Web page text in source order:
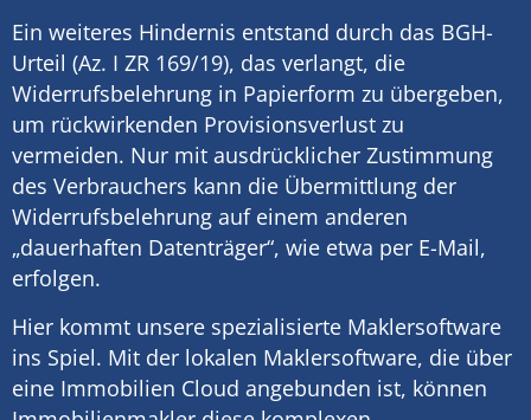
Ein weiteres Hindernis entstand durch das BGH-
Urteil (Az. I ZR 169/19), das verlangt, die
Widerrufsbelehrung in Papierform zu übergeben,
um rückwirkenden Provisionsverlust zu
vermeiden. Nur mit ausdrücklicher Zustimmung
des Verbrauchers kann die Übermittlung der
Widerrufsbelehrung auf einem anderen
„dauerhaften Datenträger“, wie etwa per E-Mail,
erfolgen.
Hier kommt unsere spezialisierte Maklersoftware
ins Spiel. Mit der lokalen Maklersoftware, die über
eine Immobilien Cloud angebunden ist, können